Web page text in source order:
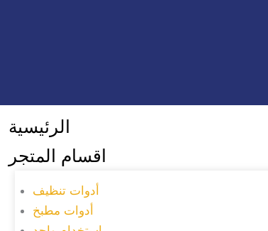
الرئيسية
اقسام المتجر
أدوات تنظيف
أدوات مطبخ